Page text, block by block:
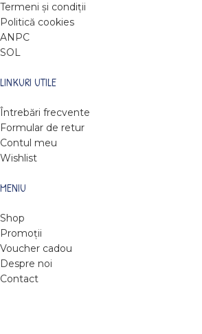
Termeni și condiții
Politică cookies
ANPC
SOL
LINKURI UTILE
Întrebări frecvente
Formular de retur
Contul meu
Wishlist
MENIU
Shop
Promoții
Voucher cadou
Despre noi
Contact